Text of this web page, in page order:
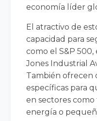
economía líder
El atractivo de
capacidad para
como el S&P 500,
Jones Industrial
También ofrecen
específicas para
en sectores
energía o